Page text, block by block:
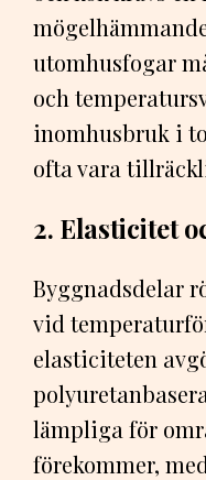
utomhusfogar
och
inomhusbruk i
ofta vara
2. Elasticitet
Byggnadsdelar
vid
elasticiteten
lämpliga för
förekommer,